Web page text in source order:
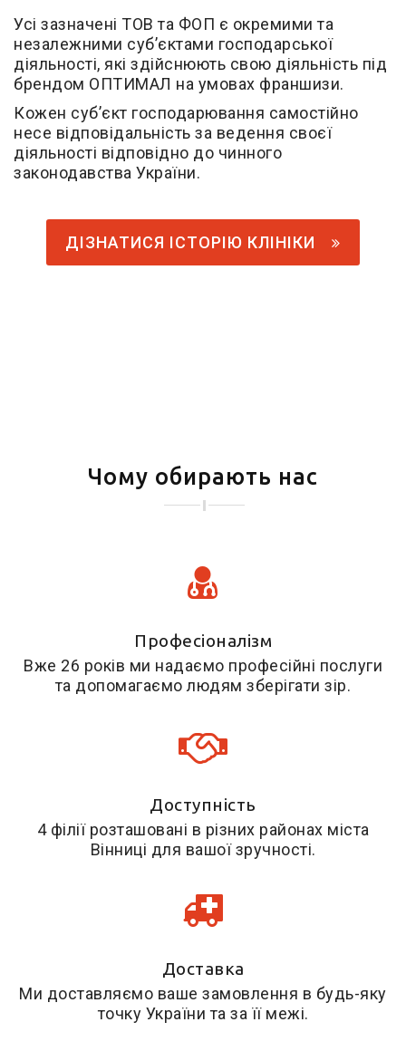
Усі зазначені ТОВ та ФОП є окремими та
незалежними суб’єктами господарської
діяльності, які здійснюють свою діяльність під
брендом ОПТИМАЛ на умовах франшизи.
Кожен суб’єкт господарювання самостійно
несе відповідальність за ведення своєї
діяльності відповідно до чинного
законодавства України.
ДІЗНАТИСЯ ІСТОРІЮ КЛІНІКИ
Чому обирають нас
Професіоналізм
Вже 26 років ми надаємо професійні послуги
та допомагаємо людям зберігати зір.
Доступність
4 філії розташовані в різних районах міста
Вінниці для вашої зручності.
Доставка
Ми доставляємо ваше замовлення в будь-яку
точку України та за її межі.